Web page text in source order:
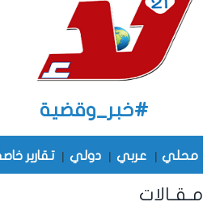
#خبر_وقضية
محلي | عربي | دولي | تقارير
مـقـالات